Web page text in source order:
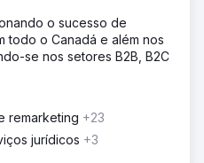
o sucesso de
todo o Canadá e além nos
se nos setores B2B, B2C
remarketing +23
jurídicos +3